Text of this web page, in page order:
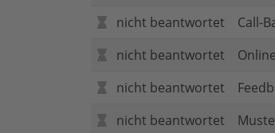
nicht beantwortet
Call-
nicht beantwortet
nicht beantwortet
nicht beantwortet